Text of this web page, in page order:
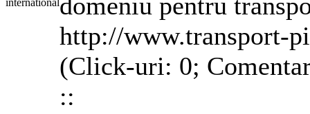
http://www.transport-
(Click-uri: 0;
::